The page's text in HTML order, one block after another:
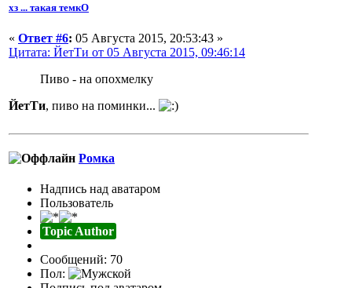
хз ... такая темкО
« Ответ #6: 05 Августа 2015, 20:53:43 »
Цитата: ЙетТи от 05 Августа 2015, 09:46:14
Пиво - на опохмелку
ЙетТи, пиво на поминки...
Ромка
Надпись над аватаром
Пользователь
Topic Author
Сообщений: 70
Пол: